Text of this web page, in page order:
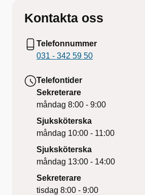
Kontakta oss
Telefonnummer
031 - 342 59 50
Telefontider
Sekreterare
måndag 8:00 - 9:00
Sjuksköterska
måndag 10:00 - 11:00
Sjuksköterska
måndag 13:00 - 14:00
Sekreterare
tisdag 8:00 - 9:00